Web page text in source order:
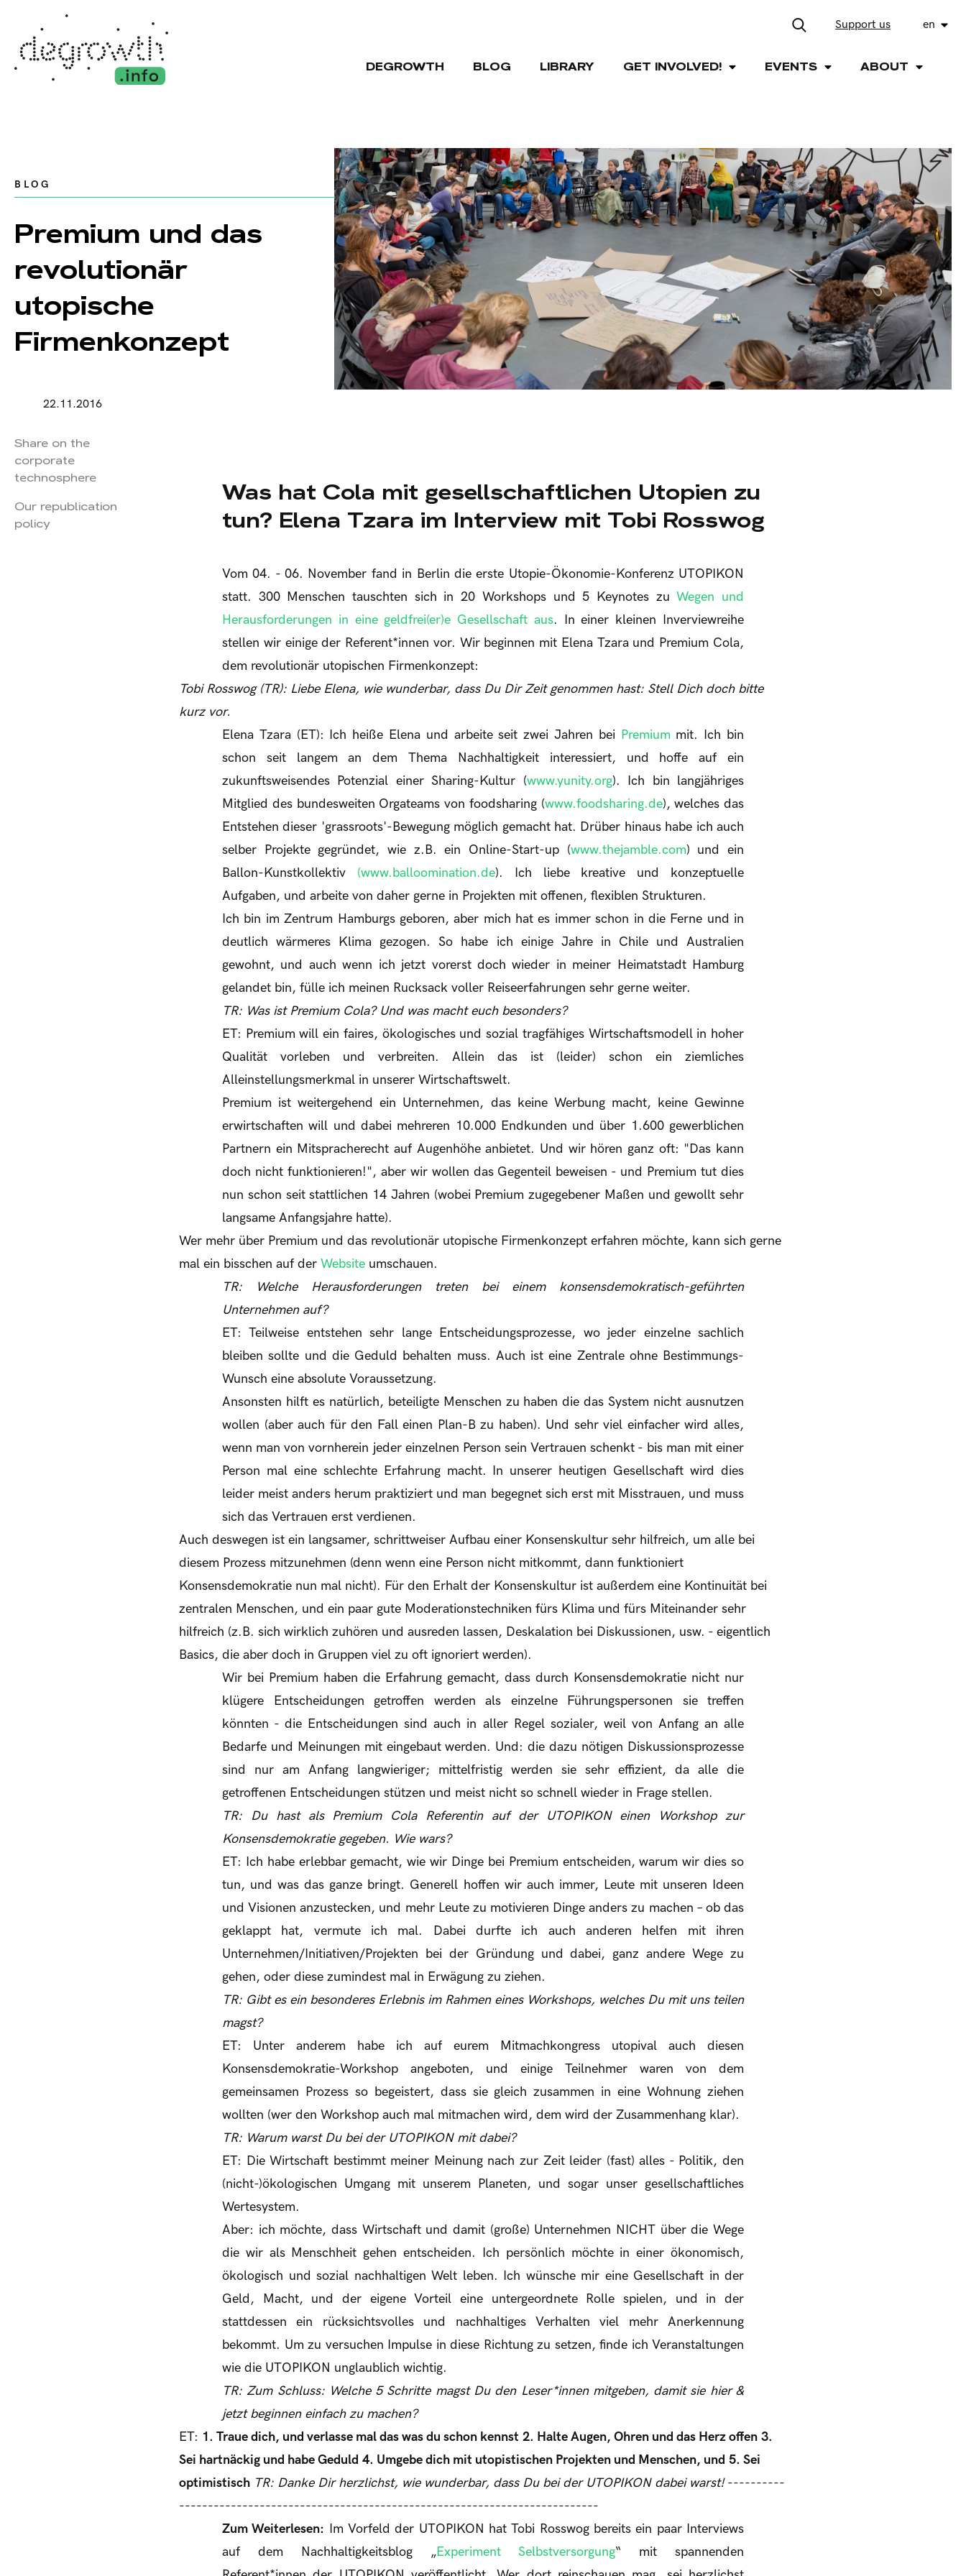
Support us en
DEGROWTH BLOG LIBRARY GET INVOLVED! EVENTS ABOUT
BLOG
Premium und das
revolutionär
utopische
Firmenkonzept
22.11.2016
Was hat Cola mit gesellschaftlichen Utopien zu
tun? Elena Tzara im Interview mit Tobi Rosswog
Vom 04. - 06. November fand in Berlin die erste Utopie-Ökonomie-Konferenz UTOPIKON
statt. 300 Menschen tauschten sich in 20 Workshops und 5 Keynotes zuWegen und
Herausforderungen in eine geldfrei(er)e Gesellschaft aus. In einer kleinen Inverviewreihe
stellen wir einige der Referent*innen vor. Wir beginnen mit Elena Tzara und Premium Cola,
dem revolutionär utopischen Firmenkonzept:
Tobi Rosswog (TR): Liebe Elena, wie wunderbar, dass Du Dir Zeit genommen hast: Stell Dich doch bitte
kurz vor.
Elena Tzara (ET): Ich heiße Elena und arbeite seit zwei Jahren bei Premium mit. Ich bin
schon seit langem an dem Thema Nachhaltigkeit interessiert, und hoffe auf ein
zukunftsweisendes Potenzial einer Sharing-Kultur (www.yunity.org). Ich bin langjähriges
Mitglied des bundesweiten Orgateams von foodsharing (www.foodsharing.de), welches das
Entstehen dieser 'grassroots'-Bewegung möglich gemacht hat. Drüber hinaus habe ich auch
selber Projekte gegründet, wie z.B. ein Online-Start-up (www.thejamble.com) und ein
Ballon-Kunstkollektiv (www.balloomination.de). Ich liebe kreative und konzeptuelle
Aufgaben, und arbeite von daher gerne in Projekten mit offenen, flexiblen Strukturen.
Ich bin im Zentrum Hamburgs geboren, aber mich hat es immer schon in die Ferne und in
deutlich wärmeres Klima gezogen. So habe ich einige Jahre in Chile und Australien
gewohnt, und auch wenn ich jetzt vorerst doch wieder in meiner Heimatstadt Hamburg
gelandet bin, fülle ich meinen Rucksack voller Reiseerfahrungen sehr gerne weiter.
TR: Was ist Premium Cola? Und was macht euch besonders?
ET: Premium will ein faires, ökologisches und sozial tragfähiges Wirtschaftsmodell in hoher
Qualität vorleben und verbreiten. Allein das ist (leider) schon ein ziemliches
Alleinstellungsmerkmal in unserer Wirtschaftswelt.
Premium ist weitergehend ein Unternehmen, das keine Werbung macht, keine Gewinne
erwirtschaften will und dabei mehreren 10.000 Endkunden und über 1.600 gewerblichen
Partnern ein Mitspracherecht auf Augenhöhe anbietet. Und wir hören ganz oft: "Das kann
doch nicht funktionieren!", aber wir wollen das Gegenteil beweisen - und Premium tut dies
nun schon seit stattlichen 14 Jahren (wobei Premium zugegebener Maßen und gewollt sehr
langsame Anfangsjahre hatte).
Wer mehr über Premium und das revolutionär utopische Firmenkonzept erfahren möchte, kann sich gerne
mal ein bisschen auf der Website umschauen.
TR: Welche Herausforderungen treten bei einem konsensdemokratisch-geführten
Unternehmen auf?
ET: Teilweise entstehen sehr lange Entscheidungsprozesse, wo jeder einzelne sachlich
bleiben sollte und die Geduld behalten muss. Auch ist eine Zentrale ohne Bestimmungs-
Wunsch eine absolute Voraussetzung.
Ansonsten hilft es natürlich, beteiligte Menschen zu haben die das System nicht ausnutzen
wollen (aber auch für den Fall einen Plan-B zu haben). Und sehr viel einfacher wird alles,
wenn man von vornherein jeder einzelnen Person sein Vertrauen schenkt - bis man mit einer
Person mal eine schlechte Erfahrung macht. In unserer heutigen Gesellschaft wird dies
leider meist anders herum praktiziert und man begegnet sich erst mit Misstrauen, und muss
sich das Vertrauen erst verdienen.
Auch deswegen ist ein langsamer, schrittweiser Aufbau einer Konsenskultur sehr hilfreich, um alle bei
diesem Prozess mitzunehmen (denn wenn eine Person nicht mitkommt, dann funktioniert
Konsensdemokratie nun mal nicht). Für den Erhalt der Konsenskultur ist außerdem eine Kontinuität bei
zentralen Menschen, und ein paar gute Moderationstechniken fürs Klima und fürs Miteinander sehr
hilfreich (z.B. sich wirklich zuhören und ausreden lassen, Deskalation bei Diskussionen, usw. - eigentlich
Basics, die aber doch in Gruppen viel zu oft ignoriert werden).
Wir bei Premium haben die Erfahrung gemacht, dass durch Konsensdemokratie nicht nur
klügere Entscheidungen getroffen werden als einzelne Führungspersonen sie treffen
könnten - die Entscheidungen sind auch in aller Regel sozialer, weil von Anfang an alle
Bedarfe und Meinungen mit eingebaut werden. Und: die dazu nötigen Diskussionsprozesse
sind nur am Anfang langwieriger; mittelfristig werden sie sehr effizient, da alle die
getroffenen Entscheidungen stützen und meist nicht so schnell wieder in Frage stellen.
TR: Du hast als Premium Cola Referentin auf der UTOPIKON einen Workshop zur
Konsensdemokratie gegeben. Wie wars?
ET: Ich habe erlebbar gemacht, wie wir Dinge bei Premium entscheiden, warum wir dies so
tun, und was das ganze bringt. Generell hoffen wir auch immer, Leute mit unseren Ideen
und Visionen anzustecken, und mehr Leute zu motivieren Dinge anders zu machen – ob das
geklappt hat, vermute ich mal. Dabei durfte ich auch anderen helfen mit ihren
Unternehmen/Initiativen/Projekten bei der Gründung und dabei, ganz andere Wege zu
gehen, oder diese zumindest mal in Erwägung zu ziehen.
TR: Gibt es ein besonderes Erlebnis im Rahmen eines Workshops, welches Du mit uns teilen
magst?
ET: Unter anderem habe ich auf eurem Mitmachkongress utopival auch diesen
Konsensdemokratie-Workshop angeboten, und einige Teilnehmer waren von dem
gemeinsamen Prozess so begeistert, dass sie gleich zusammen in eine Wohnung ziehen
wollten (wer den Workshop auch mal mitmachen wird, dem wird der Zusammenhang klar).
TR: Warum warst Du bei der UTOPIKON mit dabei?
ET: Die Wirtschaft bestimmt meiner Meinung nach zur Zeit leider (fast) alles - Politik, den
(nicht-)ökologischen Umgang mit unserem Planeten, und sogar unser gesellschaftliches
Wertesystem.
Aber: ich möchte, dass Wirtschaft und damit (große) Unternehmen NICHT über die Wege
die wir als Menschheit gehen entscheiden. Ich persönlich möchte in einer ökonomisch,
ökologisch und sozial nachhaltigen Welt leben. Ich wünsche mir eine Gesellschaft in der
Geld, Macht, und der eigene Vorteil eine untergeordnete Rolle spielen, und in der
stattdessen ein rücksichtsvolles und nachhaltiges Verhalten viel mehr Anerkennung
bekommt. Um zu versuchen Impulse in diese Richtung zu setzen, finde ich Veranstaltungen
wie die UTOPIKON unglaublich wichtig.
TR: Zum Schluss: Welche 5 Schritte magst Du den Leser*innen mitgeben, damit sie hier &
jetzt beginnen einfach zu machen?
ET: 1. Traue dich, und verlasse mal das was du schon kennst 2. Halte Augen, Ohren und das Herz offen 3.
Sei hartnäckig und habe Geduld 4. Umgebe dich mit utopistischen Projekten und Menschen, und 5. Sei
optimistisch TR: Danke Dir herzlichst, wie wunderbar, dass Du bei der UTOPIKON dabei warst!----------
-------------------------------------------------------------------------
Zum Weiterlesen: Im Vorfeld der UTOPIKON hat Tobi Rosswog bereits ein paar Interviews
auf dem Nachhaltigkeitsblog „Experiment Selbstversorgung“ mit spannenden
Share on the
corporate
technosphere
Our republication
policy